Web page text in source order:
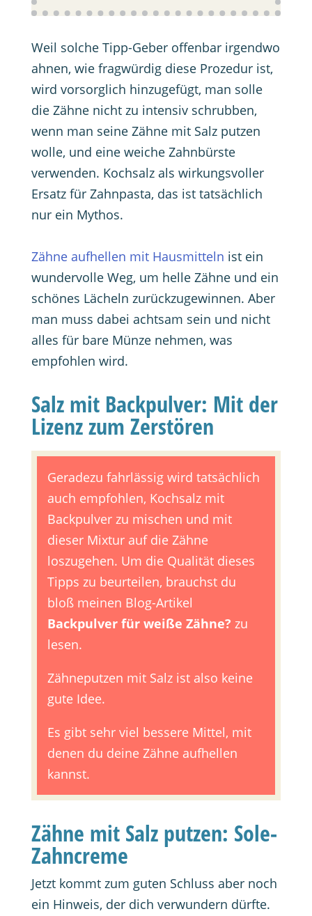
Weil solche Tipp-Geber offenbar irgendwo
ahnen, wie fragwürdig diese Prozedur ist,
wird vorsorglich hinzugefügt, man solle
die Zähne nicht zu intensiv schrubben,
wenn man seine Zähne mit Salz putzen
wolle, und eine weiche Zahnbürste
verwenden. Kochsalz als wirkungsvoller
Ersatz für Zahnpasta, das ist tatsächlich
nur ein Mythos.
Zähne aufhellen mit Hausmitteln ist ein
wundervolle Weg, um helle Zähne und ein
schönes Lächeln zurückzugewinnen. Aber
man muss dabei achtsam sein und nicht
alles für bare Münze nehmen, was
empfohlen wird.
Salz mit Backpulver: Mit der
Lizenz zum Zerstören
Geradezu fahrlässig wird tatsächlich
auch empfohlen, Kochsalz mit
Backpulver zu mischen und mit
dieser Mixtur auf die Zähne
loszugehen. Um die Qualität dieses
Tipps zu beurteilen, brauchst du
bloß meinen Blog-Artikel
Backpulver für weiße Zähne? zu
lesen.
Zähneputzen mit Salz ist also keine
gute Idee.
Es gibt sehr viel bessere Mittel, mit
denen du deine Zähne aufhellen
kannst.
Zähne mit Salz putzen: Sole-
Zahncreme
Jetzt kommt zum guten Schluss aber noch
ein Hinweis, der dich verwundern dürfte.